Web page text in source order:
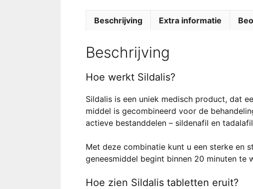
Beschrijving Extra informatie
Beschrijving
Hoe werkt Sildalis?
Sildalis is een uniek medisch product, dat
middel is gecombineerd voor de
actieve bestanddelen – sildenafil en
Met deze combinatie kunt u een sterke en
geneesmiddel begint binnen 20 minuten te
Hoe zien Sildalis tabletten eruit?